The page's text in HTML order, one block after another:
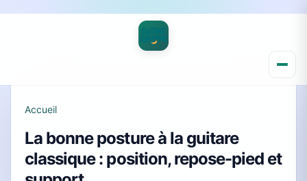
Accueil
La bonne posture à la guitare
classique : position, repose-pied et